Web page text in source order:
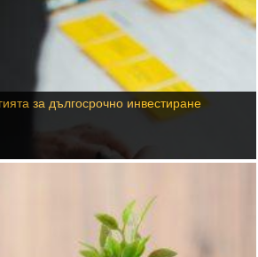
за дългосрочно инвестиране